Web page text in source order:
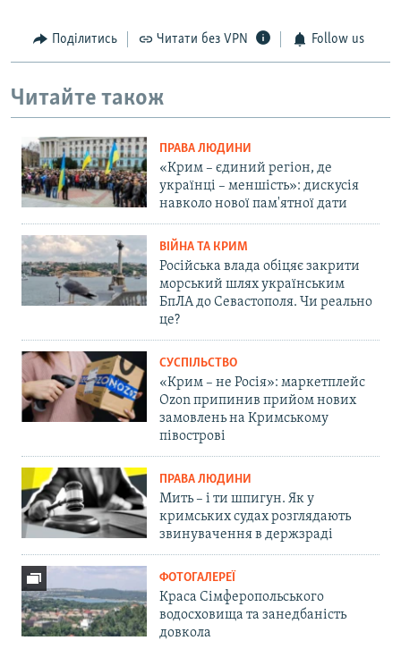
Поділитись Читати без VPN Follow us
Читайте також
ПРАВА ЛЮДИНИ
«Крим – єдиний регіон, де
українці – меншість»: дискусія
навколо нової пам'ятної дати
ВІЙНА ТА КРИМ
Російська влада обіцяє закрити
морський шлях українським
БпЛА до Севастополя. Чи реально
це?
СУСПІЛЬСТВО
«Крим – не Росія»: маркетплейс
Ozon припинив прийом нових
замовлень на Кримському
півострові
ПРАВА ЛЮДИНИ
Мить – і ти шпигун. Як у
кримських судах розглядають
звинувачення в держзраді
ФОТОГАЛЕРЕЇ
Краса Сімферопольського
водосховища та занедбаність
довкола